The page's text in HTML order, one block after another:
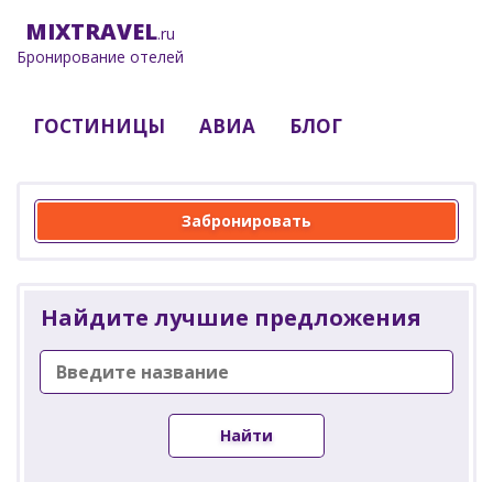
MIXTRAVEL.ru
Бронирование отелей
ГОСТИНИЦЫ АВИА БЛОГ
Забронировать
Найдите лучшие предложения
Найти